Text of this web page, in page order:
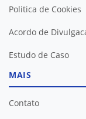
Politica de Cookies
Acordo de
Estudo de Caso
MAIS
Contato